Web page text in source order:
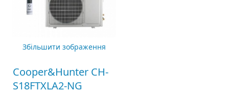
Збільшити зображення
Cooper&Hunter CH-
S18FTXLA2-NG